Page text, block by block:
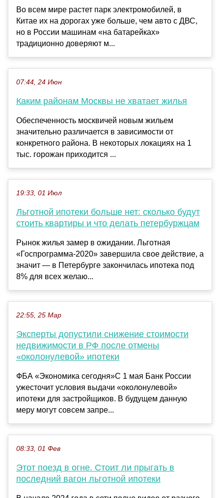
Во всем мире растет парк электромобилей, в
Китае их на дорогах уже больше, чем авто с ДВС,
но в России машинам «на батарейках»
традиционно доверяют м...
07:44, 24 Июн
Каким районам Москвы не хватает жилья
Обеспеченность москвичей новым жильем
значительно различается в зависимости от
конкретного района. В некоторых локациях на 1
тыс. горожан приходится ...
19:33, 01 Июл
Льготной ипотеки больше нет: сколько будут
стоить квартиры и что делать петербуржцам
Рынок жилья замер в ожидании. Льготная
«Госпрограмма-2020» завершила свое действие, а
значит — в Петербурге закончилась ипотека под
8% для всех желаю...
22:55, 25 Мар
Эксперты допустили снижение стоимости
недвижимости в РФ после отмены
«околонулевой» ипотеки
ФБА «Экономика сегодня»С 1 мая Банк России
ужесточит условия выдачи «околонулевой»
ипотеки для застройщиков. В будущем данную
меру могут совсем запре...
08:33, 01 Фев
Этот поезд в огне. Стоит ли прыгать в
последний вагон льготной ипотеки